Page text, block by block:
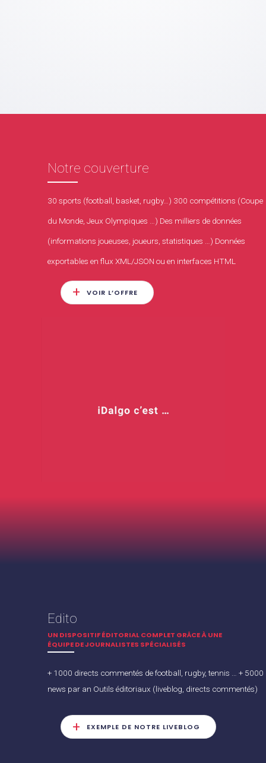
Notre couverture
30 sports (football, basket, rugby…) 300 compétitions (Coupe
du Monde, Jeux Olympiques …) Des milliers de données
(informations joueuses, joueurs, statistiques …) Données
exportables en flux XML/JSON ou en interfaces HTML
VOIR L’OFFRE
Edito
UN DISPOSITIF ÉDITORIAL COMPLET GRÂCE À UNE
ÉQUIPE DE JOURNALISTES SPÉCIALISÉS
+ 1000 directs commentés de football, rugby, tennis … + 5000
news par an Outils éditoriaux (liveblog, directs commentés)
EXEMPLE DE NOTRE LIVEBLOG